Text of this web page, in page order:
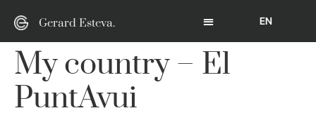
Gerard Esteva. EN
My country – El
PuntAvui